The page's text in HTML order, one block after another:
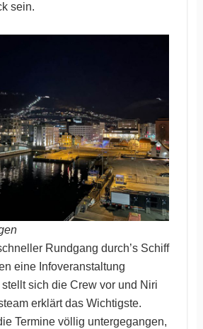
sein.
Rundgang durch’s Schiff
eine Infoveranstaltung
sich die Crew vor und Niri
erklärt das Wichtigste.
Termine völlig untergegangen,